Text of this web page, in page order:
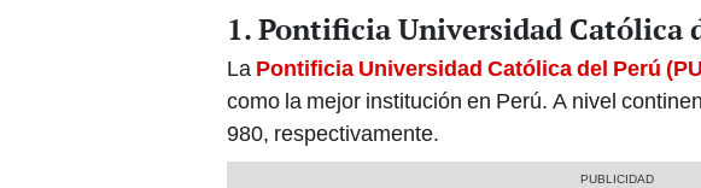
1. Pontificia Universidad Católica
La Pontificia Universidad Católica del Perú
como la mejor institución en Perú. A nivel
980, respectivamente.